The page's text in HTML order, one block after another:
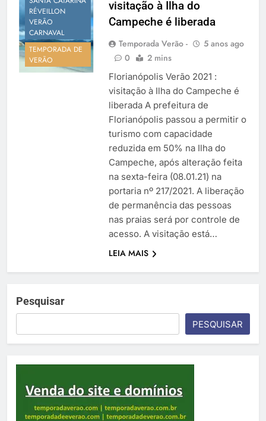
Temporada Verão 2027
RÉVEILLON
VERÃO
CARNAVAL
TEMPORADA DE
VERÃO
visitação à Ilha do
Campeche é liberada
Temporada Verão -
5 anos ago
0
2 mins
Florianópolis Verão 2021 :
visitação à Ilha do Campeche é
liberada A prefeitura de
Florianópolis passou a permitir o
turismo com capacidade
reduzida em 50% na Ilha do
Campeche, após alteração feita
na sexta-feira (08.01.21) na
portaria nº 217/2021. A liberação
de permanência das pessoas
nas praias será por controle de
acesso. A visitação está…
LEIA MAIS
Pesquisar
PESQUISAR